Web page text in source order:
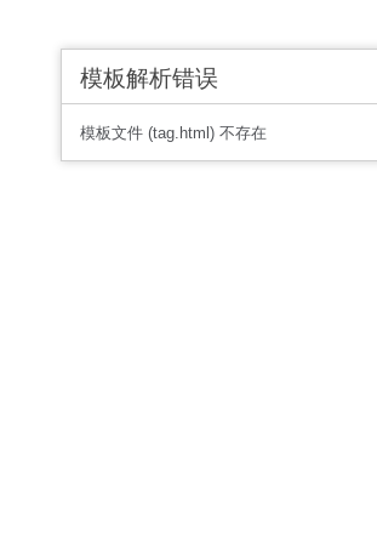
模板解析错误
模板文件 (tag.html) 不存在